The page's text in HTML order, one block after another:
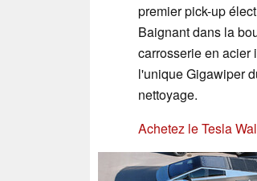
premier pick-up
Baignant dans la
carrosserie en acier
l'unique Gigawiper
nettoyage.
Achetez le Tesla